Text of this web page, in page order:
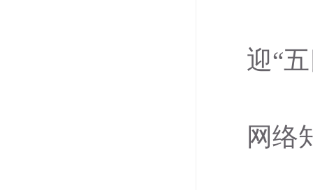
迎“
网络